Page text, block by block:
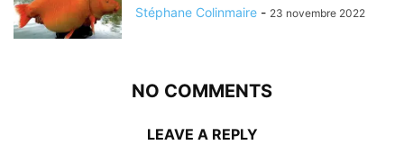
Stéphane Colinmaire - 23 novembre 2022
NO COMMENTS
LEAVE A REPLY